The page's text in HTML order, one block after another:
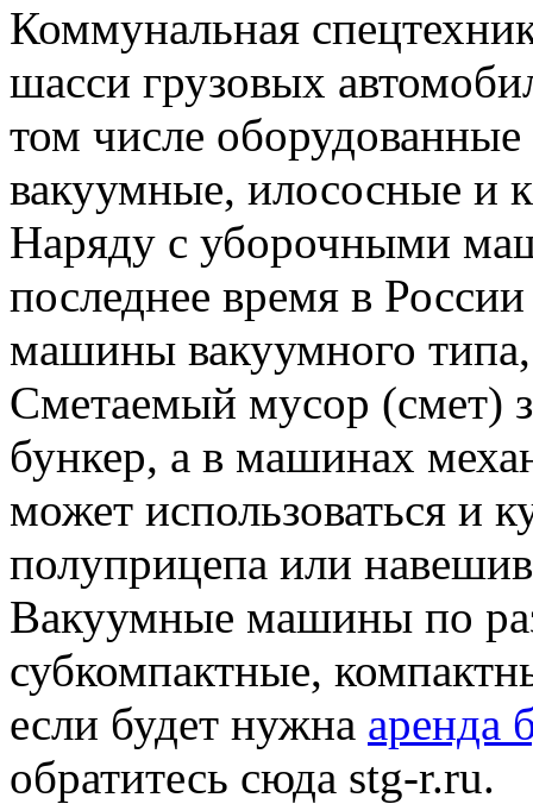
Коммунальная
шасси грузовых
том числе
вакуумные, илососные и
Наряду с уборочными
последнее время в
машины вакуумного
Сметаемый мусор (смет)
бункер, а в машинах
может использоваться и
полуприцепа или
Вакуумные машины по
субкомпактные,
если будет нужна аренда
обратитесь сюда stg-r.ru.